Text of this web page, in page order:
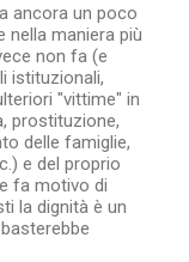
ancora un poco
nella maniera più
non fa (e
istituzionali,
"vittime" in
prostituzione,
delle famiglie,
e del proprio
fa motivo di
la dignità è un